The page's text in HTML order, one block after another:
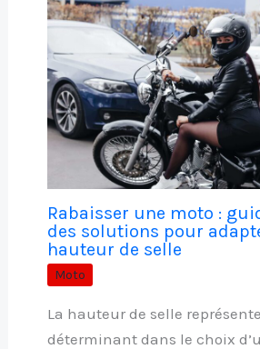
Rabaisser une moto :
des solutions pour
hauteur de selle
Moto
La hauteur de selle
déterminant dans le choix